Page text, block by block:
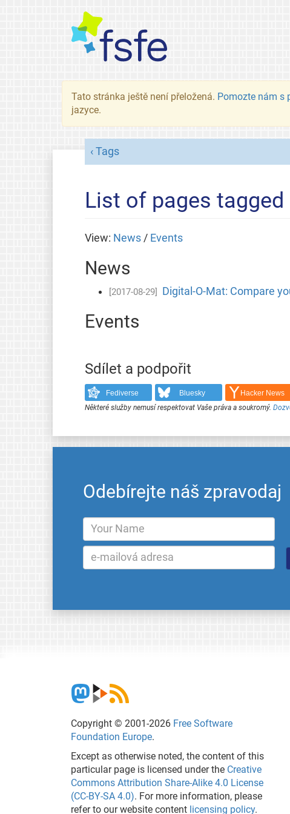
Tato stránka ještě není přeložená. Pomozte nám s
jazyce.
Tags
List of pages
View: News/ Events
News
[2017-08-29] Digital-O-Mat: Compare
Events
Sdílet a podpořit
Fediverse Bluesky Hacker News
Některé služby nemusí respektovat Vaše práva a soukromý.
Odebírejte náš zpravodaj
Copyright © 2001-2026 Free Software
Foundation Europe.
Except as otherwise noted, the content of this
particular page is licensed under the Creative
Commons Attribution Share-Alike 4.0 License
(CC-BY-SA 4.0). For more information, please
refer to our website content licensing policy.